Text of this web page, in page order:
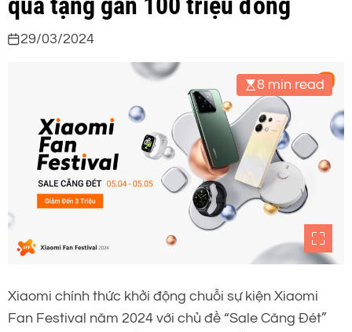
29/03/2024
8 min read
Xiaomi chính thức khởi động chuỗi sự kiện Xiaomi
Fan Festival năm 2024 với chủ đề “Sale Căng Đét”